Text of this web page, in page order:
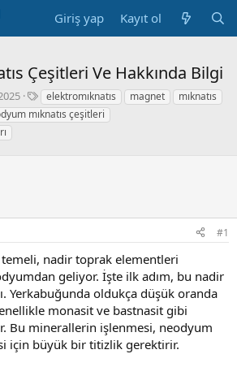
Giriş yap Kayıt ol
Çeşitleri Ve Hakkında Bilgi
E
t
i
elektromıknatıs magnet
mıknatıs
mıknatıs çeşitleri
#1
temeli, nadir toprak elementleri
geliyor. İşte ilk adım, bu nadir
Yerkabuğunda oldukça düşük oranda
monasit ve bastnasit gibi
Bu minerallerin işlenmesi, neodyum
için büyük bir titizlik gerektirir.